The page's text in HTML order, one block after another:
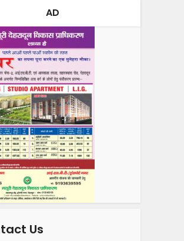
AD
Us